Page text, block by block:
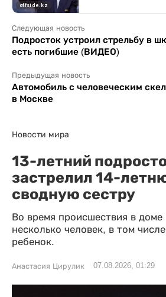
Следующая новость
Подросток устроил стрельбу в
есть погибшие (ВИДЕО)
Предыдущая новость
Автомобиль с человеческим
в Москве
Новости мира
13-летний
застрелил 14-
сводную сестру
Во время происшествия в доме
несколько человек, в том
ребенок.
Анастасия Цирулик 07.08.2026, 01:29